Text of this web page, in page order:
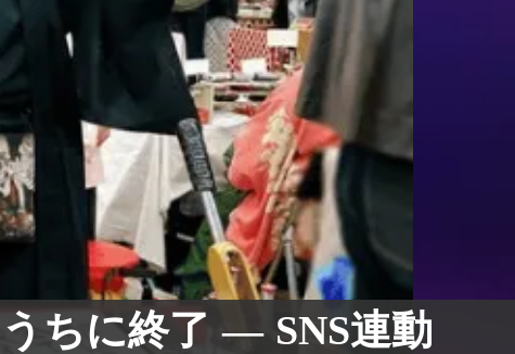
ちに終了 — SNS連動